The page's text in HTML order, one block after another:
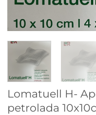
Lomatuell H-
petrolada